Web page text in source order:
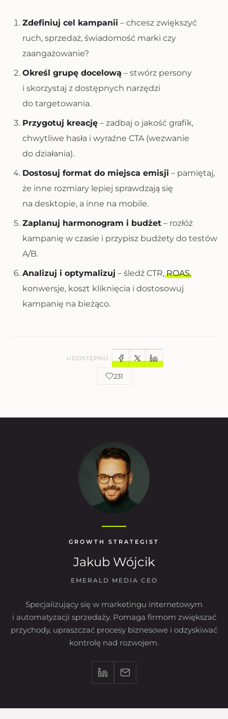
Zdefiniuj cel kampanii – chcesz zwiększyć
ruch, sprzedaż, świadomość marki czy
zaangażowanie?
Określ grupę docelową – stwórz persony
i skorzystaj z dostępnych narzędzi
do targetowania.
Przygotuj kreację – zadbaj o jakość grafik,
chwytliwe hasła i wyraźne CTA (wezwanie
do działania).
Dostosuj format do miejsca emisji – pamiętaj,
że inne rozmiary lepiej sprawdzają się
na desktopie, a inne na mobile.
Zaplanuj harmonogram i budżet – rozłóż
kampanię w czasie i przypisz budżety do testów
A/B.
Analizuj i optymalizuj – śledź CTR,ROAS,
konwersje, koszt kliknięcia i dostosowuj
kampanię na bieżąco.
UDOSTĘPNIJ
231
GROWTH STRATEGIST
Jakub Wójcik
EMERALD MEDIA CEO
Specjalizujący się w marketingu internetowym
i automatyzacji sprzedaży. Pomaga firmom zwiększać
przychody, upraszczać procesy biznesowe i odzyskiwać
kontrolę nad rozwojem.